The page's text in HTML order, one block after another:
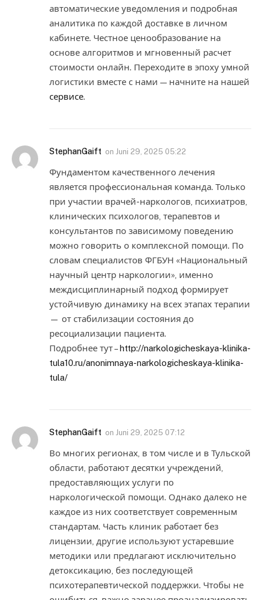
автоматические уведомления и подробная
аналитика по каждой доставке в личном
кабинете. Честное ценообразование на
основе алгоритмов и мгновенный расчет
стоимости онлайн. Переходите в эпоху умной
логистики вместе с нами — начните на нашей
сервисе.
StephanGaift on Juni 29, 2025 05:22
Фундаментом качественного лечения
является профессиональная команда. Только
при участии врачей-наркологов, психиатров,
клинических психологов, терапевтов и
консультантов по зависимому поведению
можно говорить о комплексной помощи. По
словам специалистов ФГБУН «Национальный
научный центр наркологии», именно
междисциплинарный подход формирует
устойчивую динамику на всех этапах терапии
— от стабилизации состояния до
ресоциализации пациента.
Подробнее тут –http://narkologicheskaya-klinika-
tula10.ru/anonimnaya-narkologicheskaya-klinika-
tula/
StephanGaift on Juni 29, 2025 07:12
Во многих регионах, в том числе и в Тульской
области, работают десятки учреждений,
предоставляющих услуги по
наркологической помощи. Однако далеко не
каждое из них соответствует современным
стандартам. Часть клиник работает без
лицензии, другие используют устаревшие
методики или предлагают исключительно
детоксикацию, без последующей
психотерапевтической поддержки. Чтобы не